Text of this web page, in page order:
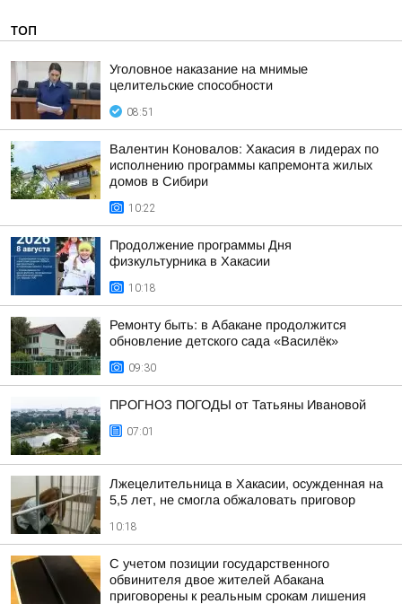
ТОП
Уголовное наказание на мнимые
целительские способности
08:51
Валентин Коновалов: Хакасия в лидерах по
исполнению программы капремонта жилых
домов в Сибири
10:22
Продолжение программы Дня
физкультурника в Хакасии
10:18
Ремонту быть: в Абакане продолжится
обновление детского сада «Василёк»
09:30
ПРОГНОЗ ПОГОДЫ от Татьяны Ивановой
07:01
Лжецелительница в Хакасии, осужденная на
5,5 лет, не смогла обжаловать приговор
10:18
С учетом позиции государственного
обвинителя двое жителей Абакана
приговорены к реальным срокам лишения